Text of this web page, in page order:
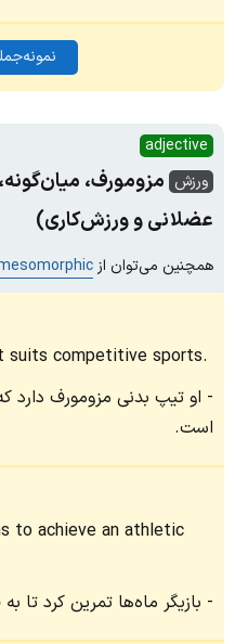
adjective
ورزش مزومورف،
عضلانی و ورزش‌کاری)
همچنین می‌توان از
suits competitive sports.
او تیپ بدنی مزومورف دارد
است.
to achieve an athletic
بازیگر ماه‌ها تمرین کرد تا